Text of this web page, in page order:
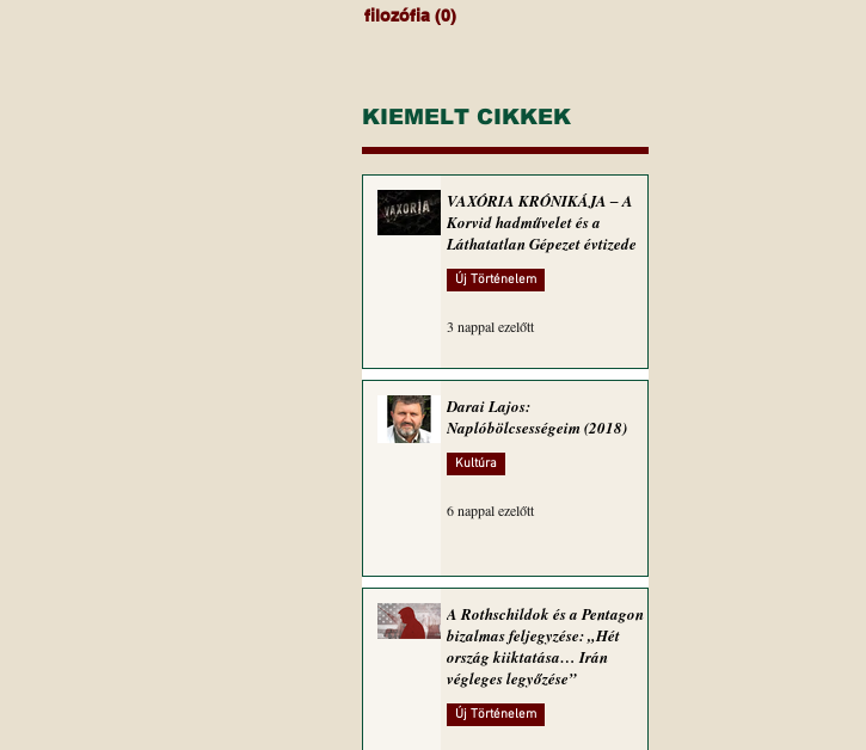
filozófia (0)
KIEMELT CIKKEK
VAXÓRIA KRÓNIKÁJA ‒ A
Korvid hadművelet és a
Láthatatlan Gépezet évtizede
Új Történelem
3 nappal ezelőtt
Darai Lajos:
Naplóbölcsességeim (2018)
Kultúra
6 nappal ezelőtt
A Rothschildok és a Pentagon
bizalmas feljegyzése: „Hét
ország kiiktatása… Irán
végleges legyőzése”
Új Történelem